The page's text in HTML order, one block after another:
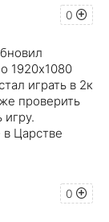
0
1920х1080
играть в 2к
проверить
игру.
Царстве
0